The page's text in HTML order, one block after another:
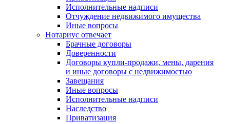
Исполнительные надписи
Отчуждение недвижимого имущества
Иные вопросы
Нотариус отвечает
Брачные договоры
Доверенности
Договоры купли-продажи, мены, дарения
и иные договоры с недвижимостью
Завещания
Иные вопросы
Исполнительные надписи
Наследство
Приватизация